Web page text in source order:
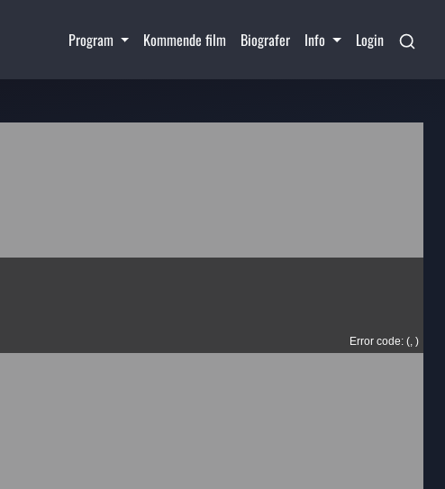
Program Kommende film Biografer Info Login